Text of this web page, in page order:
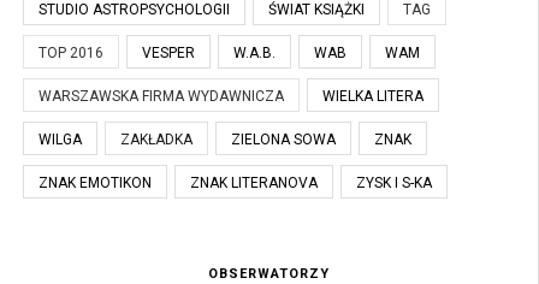
STUDIO ASTROPSYCHOLOGII ŚWIAT KSIĄŻKI TAG
TOP 2016 VESPER W.A.B. WAB WAM
WARSZAWSKA FIRMA WYDAWNICZA WIELKA LITERA
WILGA ZAKŁADKA ZIELONA SOWA ZNAK
ZNAK EMOTIKON ZNAK LITERANOVA ZYSK I S-KA
OBSERWATORZY